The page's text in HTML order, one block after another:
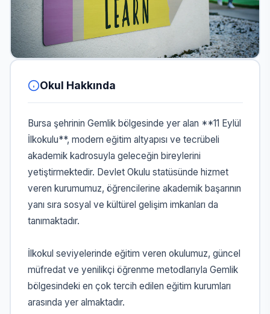
Okul Hakkında
Bursa şehrinin Gemlik bölgesinde yer alan **11 Eylül
İlkokulu**, modern eğitim altyapısı ve tecrübeli
akademik kadrosuyla geleceğin bireylerini
yetiştirmektedir. Devlet Okulu statüsünde hizmet
veren kurumumuz, öğrencilerine akademik başarının
yanı sıra sosyal ve kültürel gelişim imkanları da
tanımaktadır.
İlkokul seviyelerinde eğitim veren okulumuz, güncel
müfredat ve yenilikçi öğrenme metodlarıyla Gemlik
bölgesindeki en çok tercih edilen eğitim kurumları
arasında yer almaktadır.